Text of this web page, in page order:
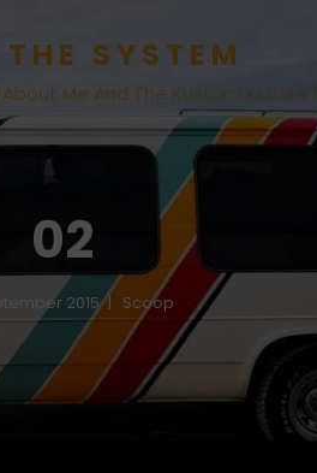
SYSTEM
Me And The Kustom Kulture
02
2015 Scoop